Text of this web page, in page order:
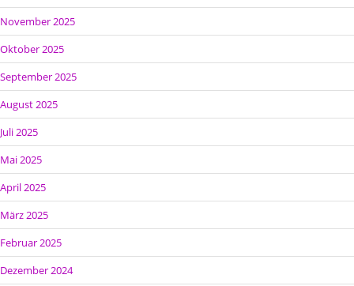
November 2025
Oktober 2025
September 2025
August 2025
Juli 2025
Mai 2025
April 2025
März 2025
Februar 2025
Dezember 2024